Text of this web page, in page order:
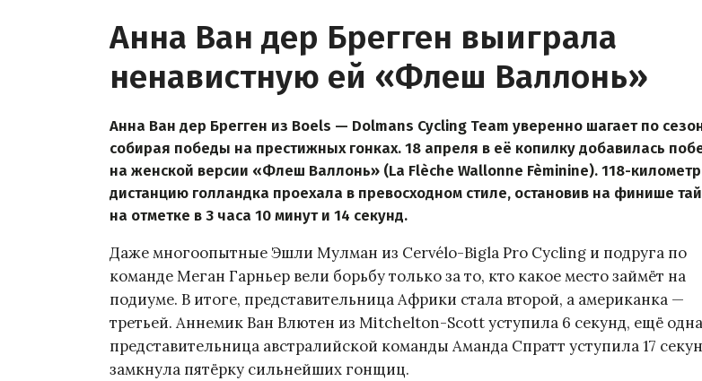
Анна Ван дер Брегген выиграла
ненавистную ей «Флеш Валлонь»
Анна Ван дер Брегген из Boels — Dolmans Cycling Team уверенно шагает по
собирая победы на престижных гонках. 18 апреля в её копилку добавилась
на женской версии «Флеш Валлонь» (La Flèche Wallonne Fèminine). 118-
дистанцию голландка проехала в превосходном стиле, остановив на финише
на отметке в 3 часа 10 минут и 14 секунд.
Даже многоопытные Эшли Мулман из Cervélo-Bigla Pro Cycling и подруга по
команде Меган Гарньер вели борьбу только за то, кто какое место займёт на
подиуме. В итоге, представительница Африки стала второй, а американка —
третьей. Аннемик Ван Влютен из Mitchelton-Scott уступила 6 секунд, ещё одна
представительница австралийской команды Аманда Спратт уступила 17
замкнула пятёрку сильнейших гонщиц.